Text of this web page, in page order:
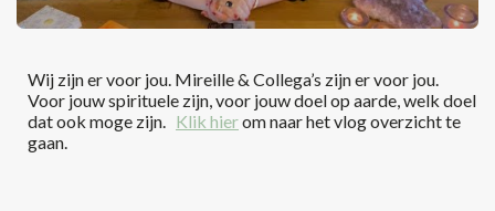
Wij zijn er voor jou. Mireille & Collega’s zijn er voor jou.
Voor jouw spirituele zijn, voor jouw doel op aarde, welk doel
dat ook moge zijn. Klik hierom naar het vlog overzicht te
gaan.